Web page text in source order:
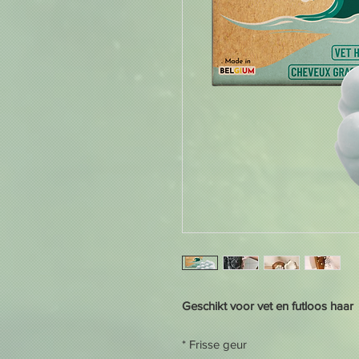
Geschikt voor vet en futloos haar
* Frisse geur